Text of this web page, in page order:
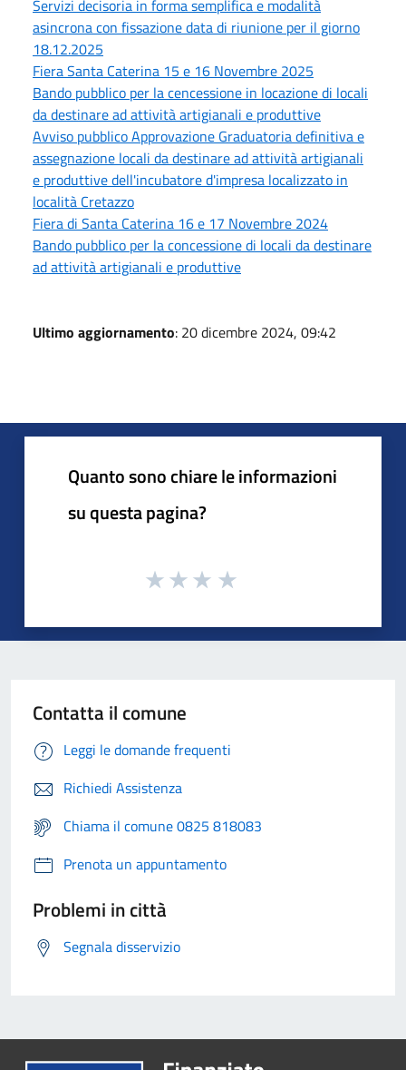
Servizi decisoria in forma semplifica e modalità
asincrona con fissazione data di riunione per il giorno
18.12.2025
Fiera Santa Caterina 15 e 16 Novembre 2025
Bando pubblico per la cencessione in locazione di locali
da destinare ad attività artigianali e produttive
Avviso pubblico Approvazione Graduatoria definitiva e
assegnazione locali da destinare ad attività artigianali
e produttive dell'incubatore d'impresa localizzato in
località Cretazzo
Fiera di Santa Caterina 16 e 17 Novembre 2024
Bando pubblico per la concessione di locali da destinare
ad attività artigianali e produttive
Ultimo aggiornamento: 20 dicembre 2024, 09:42
Quanto sono chiare le informazioni
su questa pagina?
Contatta il comune
Leggi le domande frequenti
Richiedi Assistenza
Chiama il comune 0825 818083
Prenota un appuntamento
Problemi in città
Segnala disservizio